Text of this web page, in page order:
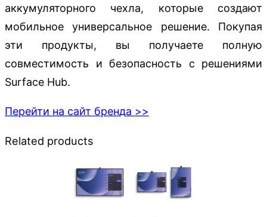
аккумуляторного чехла, которые создают
мобильное универсальное решение. Покупая
эти продукты, вы получаете полную
совместимость и безопасность с решениями
Surface Hub.
Перейти на сайт бренда >>
Related products